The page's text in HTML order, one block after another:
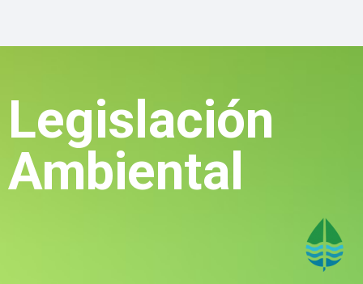
Legislación
Ambiental